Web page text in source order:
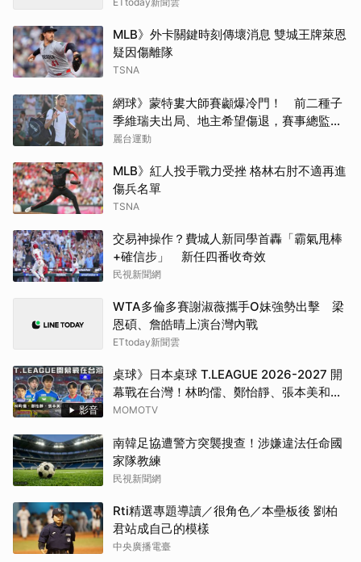
MLB》外卡關鍵時刻傳壞消息 雙城王牌萊恩
疑因傷離隊
TSNA
網球》蒙特婁大師賽顪爆冷門！ 前二種子
季維瑞夫出局、地主希望傷退，賽事總監坦
言失望
麗台運動
MLB》紅人投手戰力受挫 格林右肘不適再進
傷兵名單
TSNA
交易神操作？費城人新同學首轟「霸氣甩棒
+確信步」 新任四番收奇效
民視新聞網
WTA多倫多賽謝淑薇攜手O妹強勢出擊 梁
恩碩、詹皓晴上演台灣內戰
ETtoday新聞雲
影音
桌球》日本桌球 T.LEAGUE 2026-2027 開
幕戰在台灣！林昀儒、鄭怡靜、張本美和現
身，神秘嘉賓加持驚喜不斷！【MOMO瘋運
MOMOTV
南韓足協遭警方突襲搜查！涉嫌違法任命國
家隊教練
民視新聞網
Rti精選專題導讀／很角色／本壘板後 劉柏
君站成自己的模樣
中央廣播電臺